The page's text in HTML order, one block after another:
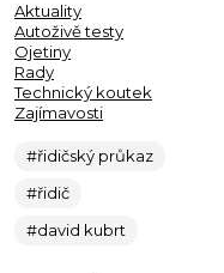
Aktuality
Autoživě testy
Ojetiny
Rady
Technický koutek
Zajímavosti
#řidičský průkaz
#řidič
#david kubrt